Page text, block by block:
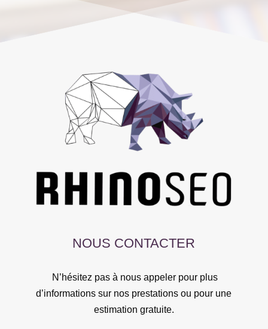
NOUS CONTACTER
N’hésitez pas à nous appeler pour plus
d’informations sur nos prestations ou pour une
estimation gratuite.